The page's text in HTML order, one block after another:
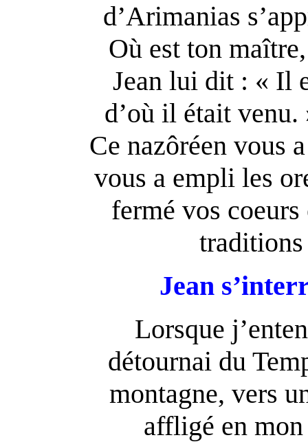
d’Arimanias
Où est ton
Jean lui dit : « Il
d’où il était
Ce nazôréen vous
vous a empli les
fermé vos coeurs
traditions
Jean
Lorsque
détournai du
montagne, vers
affligé en